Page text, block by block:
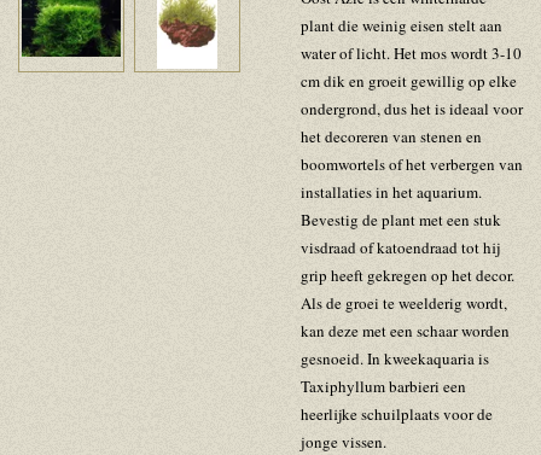
plant die weinig eisen stelt aan
water of licht. Het mos wordt 3-10
cm dik en groeit gewillig op elke
ondergrond, dus het is ideaal voor
het decoreren van stenen en
boomwortels of het verbergen van
installaties in het aquarium.
Bevestig de plant met een stuk
visdraad of katoendraad tot hij
grip heeft gekregen op het decor.
Als de groei te weelderig wordt,
kan deze met een schaar worden
gesnoeid. In kweekaquaria is
Taxiphyllum barbieri een
heerlijke schuilplaats voor de
jonge vissen.